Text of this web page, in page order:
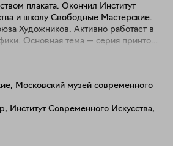
плаката. Окончил Институт
и школу Свободные Мастерские.
Художников. Активно работает в
Основная тема — серия принтов
уникален и существует в одном
Московский музей современного
Институт Современного Искусства,